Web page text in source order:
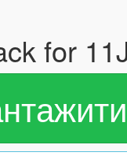
for